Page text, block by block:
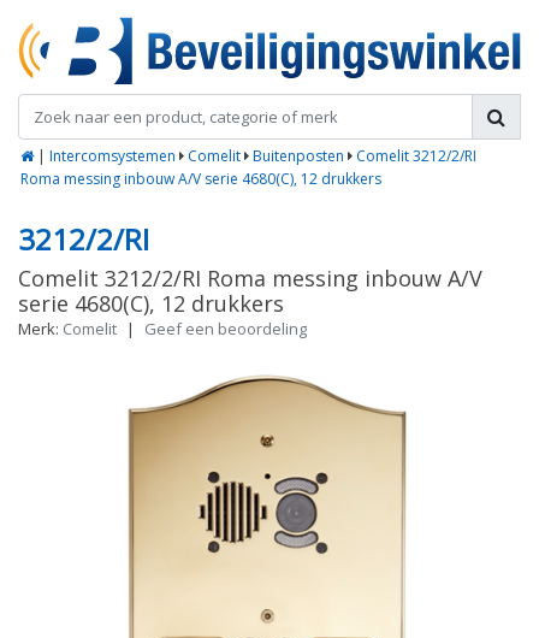
| Intercomsystemen Comelit Buitenposten
Comelit 3212/2/RI
Roma messing inbouw A/V serie 4680(C), 12 drukkers
3212/2/RI
Comelit 3212/2/RI Roma messing inbouw A/V
serie 4680(C), 12 drukkers
Merk: Comelit | Geef een beoordeling